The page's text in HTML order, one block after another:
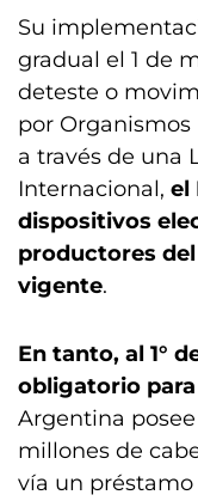
Su
gradual el 1 de
deteste o
por
a través de una
Internacional, el
dispositivos
productores
vigente.
En tanto, al 1°
obligatorio
Argentina
millones de
vía un préstamo